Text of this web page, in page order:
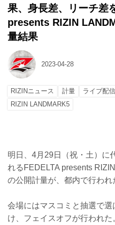
果、身長差、リーチ差
presents RIZIN
量結果
2023-04-28
RIZINニュース 計量 ライブ配信
RIZIN LANDMARK5
明日、4月29日（祝・土）に
れるFEDELTA presents
の公開計量が、都内で行われ
会場にはマスコミと抽選で
け、フェイスオフが行われた